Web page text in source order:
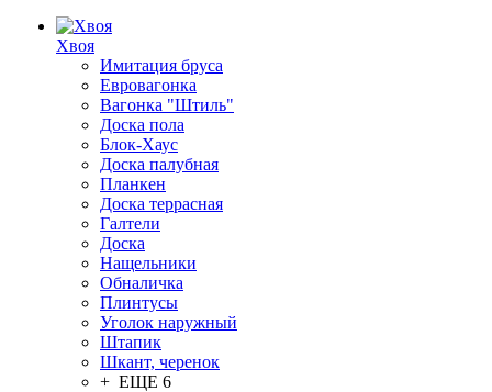
Хвоя
Имитация бруса
Евровагонка
Вагонка "Штиль"
Доска пола
Блок-Хаус
Доска палубная
Планкен
Доска террасная
Галтели
Доска
Нащельники
Обналичка
Плинтусы
Уголок наружный
Штапик
Шкант, черенок
+ ЕЩЕ 6